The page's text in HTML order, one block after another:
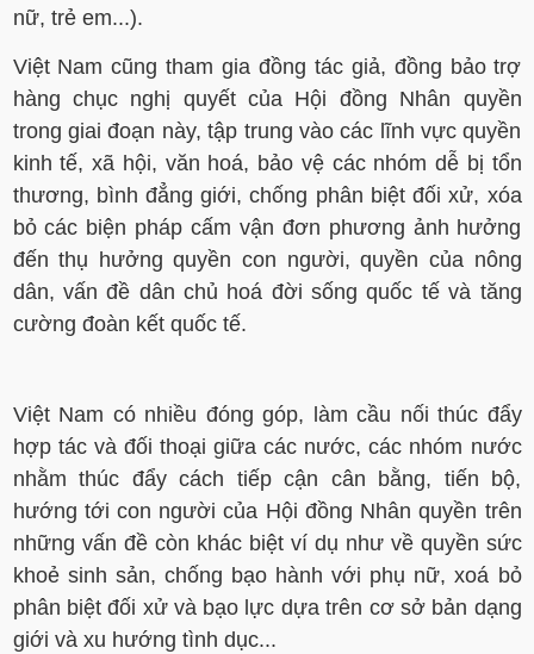
nữ, trẻ em...).
Việt Nam cũng tham gia đồng tác giả, đồng bảo trợ
hàng chục nghị quyết của Hội đồng Nhân quyền
trong giai đoạn này, tập trung vào các lĩnh vực quyền
kinh tế, xã hội, văn hoá, bảo vệ các nhóm dễ bị tổn
thương, bình đẳng giới, chống phân biệt đối xử, xóa
bỏ các biện pháp cấm vận đơn phương ảnh hưởng
đến thụ hưởng quyền con người, quyền của nông
dân, vấn đề dân chủ hoá đời sống quốc tế và tăng
cường đoàn kết quốc tế.
Việt Nam có nhiều đóng góp, làm cầu nối thúc đẩy
hợp tác và đối thoại giữa các nước, các nhóm nước
nhằm thúc đẩy cách tiếp cận cân bằng, tiến bộ,
hướng tới con người của Hội đồng Nhân quyền trên
những vấn đề còn khác biệt ví dụ như về quyền sức
khoẻ sinh sản, chống bạo hành với phụ nữ, xoá bỏ
phân biệt đối xử và bạo lực dựa trên cơ sở bản dạng
giới và xu hướng tình dục...